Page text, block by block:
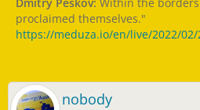
Dmitry Peskov: Within the
proclaimed themselves."
https://meduza.io/en/live/2022/
nobody